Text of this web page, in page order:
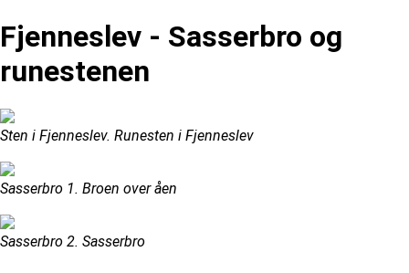
Fjenneslev - Sasserbro og
runestenen
Sten i Fjenneslev. Runesten i Fjenneslev
Sasserbro 1. Broen over åen
Sasserbro 2. Sasserbro